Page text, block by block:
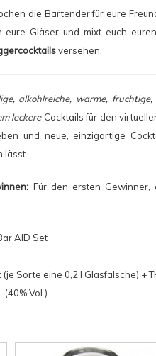
die Bartender für eure
Gläser und mixt euch
versehen.
alkohlreiche, warme,
leckereCocktails für den
und neue, einzigartige
lässt.
Für den ersten
AID Set
Sorte eine 0,2 l Glasfalsche) +
(40% Vol.)